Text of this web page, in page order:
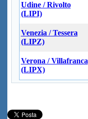
Udine / Rivolto
(LIPI)
Venezia / Tessera
(LIPZ)
Verona / Villafranca
(LIPX)